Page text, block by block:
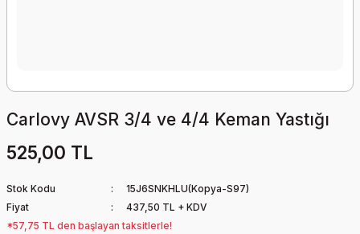
Carlovy AVSR 3/4 ve 4/4 Keman Yastığı
525,00 TL
Stok Kodu
15J6SNKHLU(Kopya-S97)
Fiyat
437,50 TL + KDV
*57,75 TL den başlayan taksitlerle!